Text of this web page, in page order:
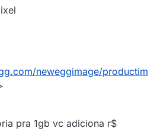
neweggimage/productim
pra 1gb vc adiciona r$